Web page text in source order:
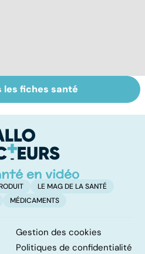
Tout savoir sur
les infections
les fiches santé
LE MAG DE LA SANTÉ
MÉDICAMENTS
Gestion des cookies
Politiques de confidentialité